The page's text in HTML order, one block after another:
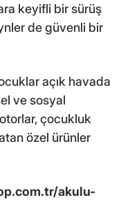
keyifli bir sürüş
de güvenli bir
açık havada
ve sosyal
çocukluk
özel ürünler
akulu-